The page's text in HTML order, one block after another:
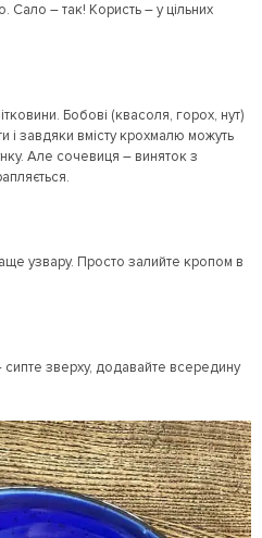
Сало – так! Користь – у цільних
Бобові (квасоля, горох, нут)
і завдяки вмісту крохмалю можуть
Але сочевиця – виняток з
узвару. Просто залийте кропом в
зверху, додавайте всередину